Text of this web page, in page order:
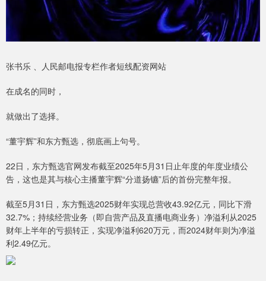
张书乐 、人民邮电报专栏作者短线配资网站
在成名的同时，
就做出了选择。
“董宇辉”和东方甄选，彻底画上句号。
22日，东方甄选官网发布截至2025年5月31日止年度的年度业绩公
告，这也是其与核心主播董宇辉“分道扬镳”后的首份完整年报。
截至5月31日，东方甄选2025财年实现总营收43.92亿元，同比下滑
32.7%；持续经营业务（即自营产品及直播电商业务）净溢利从2025
财年上半年的亏损转正，实现净溢利620万元，而2024财年则为净溢
利2.49亿元。